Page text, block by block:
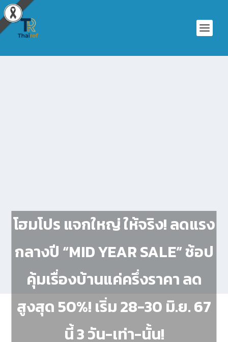
โฮมโปร แจกใหญ่ ให้จริง! ลดแรง
กลางปี “MID YEAR SALE” ช้อป
คุ้มเรื่องบ้านแค่ครึ่งราคา ลด
สูงสุด 50%! เริ่ม 28-30 มิ.ย. 67
นี้ 3 วัน-เท่า-นั้น!